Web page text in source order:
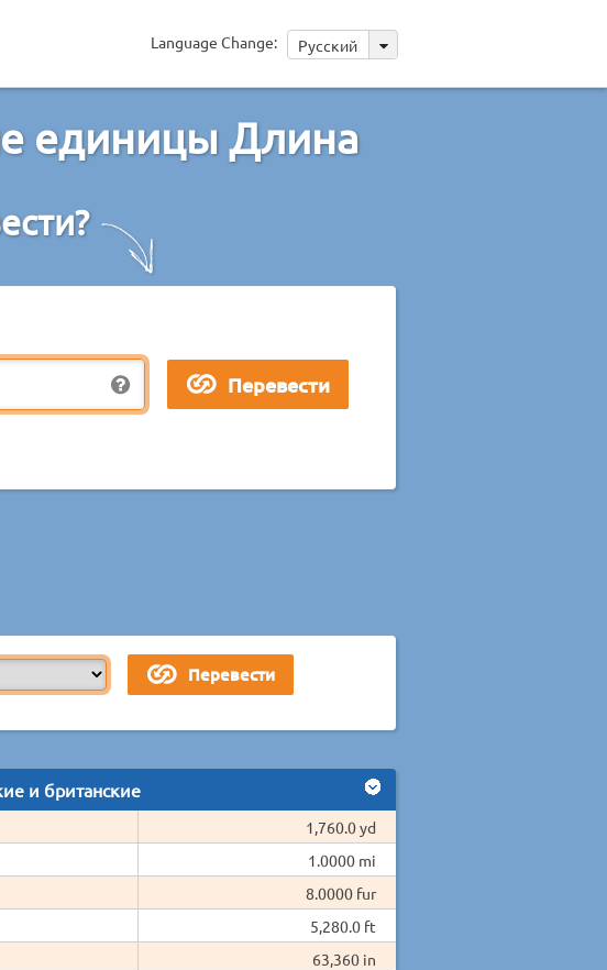
Language Change: Русский
единицы Длина
и британские
1,760.0 yd
1.0000 mi
8.0000 fur
5,280.0 ft
63,360 in